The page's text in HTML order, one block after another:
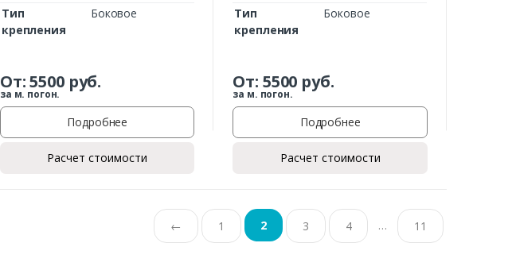
Тип
крепления
Боковое
От:5500руб.
за м. погон.
Подробнее
Расчет стоимости
Тип
крепления
Боковое
От: 5500 руб.
за м. погон.
Подробнее
Расчет стоимости
← 1 2 3 4 … 11